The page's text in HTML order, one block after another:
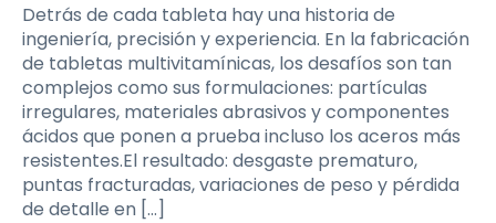
Detrás de cada tableta hay una historia de
ingeniería, precisión y experiencia. En la fabricación
de tabletas multivitamínicas, los desafíos son tan
complejos como sus formulaciones: partículas
irregulares, materiales abrasivos y componentes
ácidos que ponen a prueba incluso los aceros más
resistentes.El resultado: desgaste prematuro,
puntas fracturadas, variaciones de peso y pérdida
de detalle en […]